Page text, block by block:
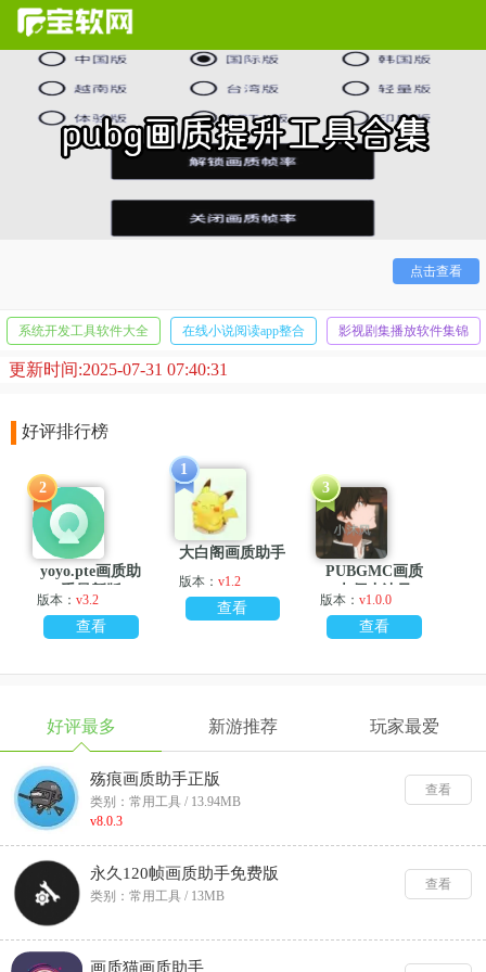
点击查看
pubg是一款十分刺激的吃鸡射击手游，对于这样一款时刻
处于运动状态的游戏而言，一个稳定、清晰的画质至关重要，
影响着你的观察能力与射击精准度！今天就为喜欢pubg的小伙
伴带来几款比较好用稳定的画质提升工具，为你的吃鸡之旅保
系统开发工具软件大全 在线小说阅读app整合 影视剧集播放软件集锦
更新时间:2025-07-31 07:40:31
好评排行榜
yoyo.pte画质助
手最新版
版本： v3.2
查看
2
大白阁画质助手
版本： v1.2
查看
1
PUBGMC画质
大师小沐风
版本：v1.0.0
查看
3
好评最多 新游推荐 玩家最爱
殇痕画质助手正版
类别：常用工具 / 13.94MB
v8.0.3
查看
永久120帧画质助手免费版
类别：常用工具 / 13MB
查看
画质猫画质助手